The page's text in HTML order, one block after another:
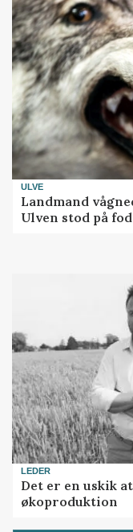
ULVE
Landmand
Ulven stod på
LEDER
Det er en uskik
økoproduktion